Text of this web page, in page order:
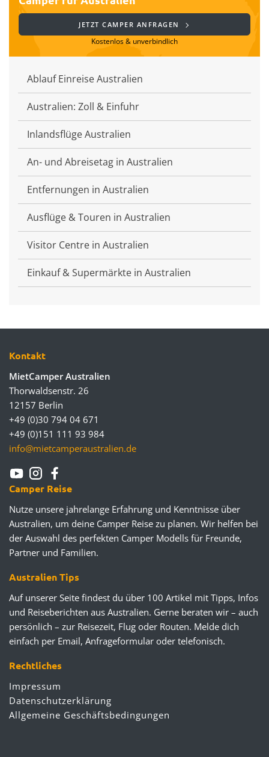
JETZT CAMPER ANFRAGEN
Kostenlos & unverbindlich
Ablauf Einreise Australien
Australien: Zoll & Einfuhr
Inlandsflüge Australien
An- und Abreisetag in Australien
Entfernungen in Australien
Ausflüge & Touren in Australien
Visitor Centre in Australien
Einkauf & Supermärkte in Australien
Kontakt
MietCamper Australien
Thorwaldsenstr. 26
12157 Berlin
+49 (0)30 794 04 671
+49 (0)151 111 93 984
info@mietcamperaustralien.de
Camper Reise
Nutze unsere jahrelange Erfahrung und Kenntnisse über
Australien, um deine Camper Reise zu planen. Wir helfen bei
der Auswahl des perfekten Camper Modells für Freunde,
Partner und Familien.
Australien Tips
Auf unserer Seite findest du über 100 Artikel mit Tipps, Infos
und Reiseberichten aus Australien. Gerne beraten wir – auch
persönlich – zur Reisezeit, Flug oder Routen. Melde dich
einfach per Email, Anfrageformular oder telefonisch.
Rechtliches
Impressum
Datenschutzerklärung
Allgemeine Geschäftsbedingungen